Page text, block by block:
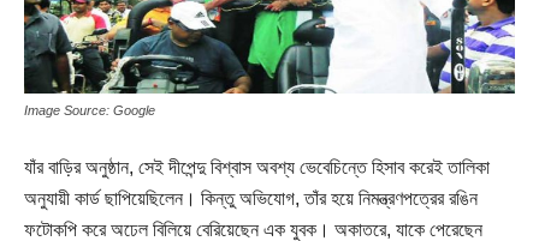
Image Source: Google
যাঁর বাড়ির অনুষ্ঠান, সেই দীপেন্দু বিশ্বাস অবশ্য ভেবেচিন্তে হিসাব করেই তালিকা
অনুযায়ী কার্ড ছাপিয়েছিলেন। কিন্তু অভিযোগ, তাঁর হয়ে নিমন্ত্রণপত্রের রঙিন
ফটোকপি করে অঢেল বিলিয়ে বেরিয়েছেন এক যুবক। অকাতরে, যাকে পেরেছেন